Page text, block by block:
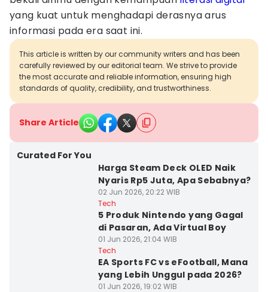
yang kuat untuk menghadapi derasnya arus
informasi pada era saat ini.
This article is written by our community writers and has been
carefully reviewed by our editorial team. We strive to provide
the most accurate and reliable information, ensuring high
standards of quality, credibility, and trustworthiness.
Share Article
Curated For You
Harga Steam Deck OLED Naik
Nyaris Rp5 Juta, Apa Sebabnya?
02 Jun 2026, 20:22 WIB
Tech
5 Produk Nintendo yang Gagal
di Pasaran, Ada Virtual Boy
01 Jun 2026, 21:04 WIB
Tech
EA Sports FC vs eFootball, Mana
yang Lebih Unggul pada 2026?
01 Jun 2026, 19:02 WIB